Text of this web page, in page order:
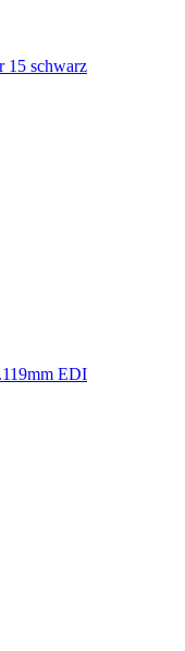
15 schwarz
EDI